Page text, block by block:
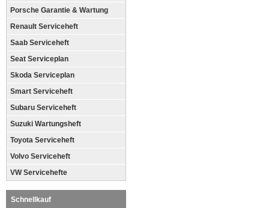
Porsche Garantie & Wartung
Renault Serviceheft
Saab Serviceheft
Seat Serviceplan
Skoda Serviceplan
Smart Serviceheft
Subaru Serviceheft
Suzuki Wartungsheft
Toyota Serviceheft
Volvo Serviceheft
VW Servicehefte
Schnellkauf